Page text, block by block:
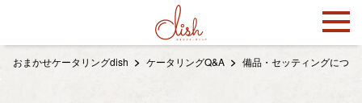
おまかせケータリングdish ケータリングQ&A 備品・セッティングにつ